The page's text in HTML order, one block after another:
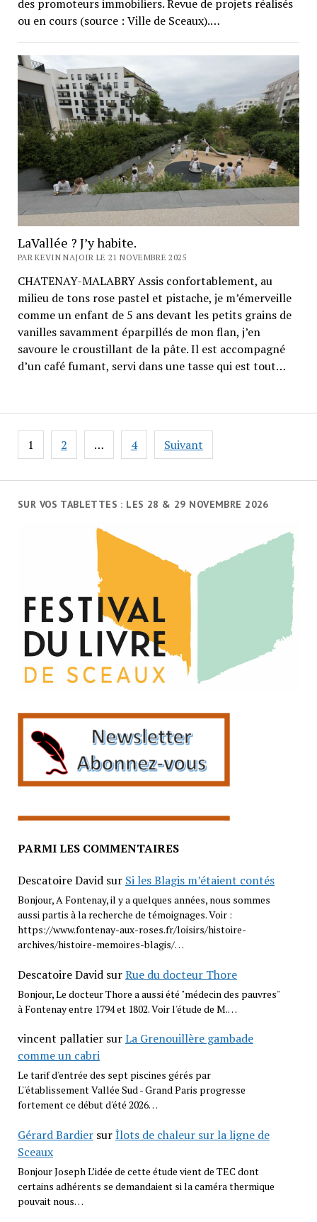
SUR VOS TABLETTES : LES 28 & 29 NOVEMBRE 2026
PARMI LES COMMENTAIRES
Descatoire Davidsur Si les Blagis m’étaient contés
Bonjour, A Fontenay, il y a quelques années, nous sommes
aussi partis à la recherche de témoignages. Voir :
https://www.fontenay-aux-roses.fr/loisirs/histoire-
archives/histoire-memoires-blagis/…
Descatoire DavidsurRue du docteur Thore
Bonjour, Le docteur Thore a aussi été "médecin des pauvres"
à Fontenay entre 1794 et 1802. Voir l'étude de M.…
vincent pallatiersurLa Grenouillère gambade
comme un cabri
Le tarif d'entrée des sept piscines gérés par
L''établissement Vallée Sud - Grand Paris progresse
fortement ce début d'été 2026…
Gérard BardiersurÎlots de chaleur sur la ligne de
Sceaux
Bonjour Joseph L’idée de cette étude vient de TEC dont
certains adhérents se demandaient si la caméra thermique
pouvait nous…
des promoteurs immobiliers. Revue de projets réalisés
ou en cours (source : Ville de Sceaux).…
LaVallée ? J’y habite.
PAR KEVIN NAJOIR LE 21 NOVEMBRE 2025
CHATENAY-MALABRY Assis confortablement, au
milieu de tons rose pastel et pistache, je m’émerveille
comme un enfant de 5 ans devant les petits grains de
vanilles savamment éparpillés de mon flan, j’en
savoure le croustillant de la pâte. Il est accompagné
d’un café fumant, servi dans une tasse qui est tout…
Navigation
des
1 2 … 4 Suivant